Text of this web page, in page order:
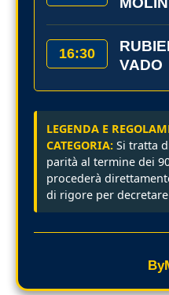
16:30
VADO
LEGENDA E
CATEGORIA: Si tratta
parità al termine dei
procederà
di rigore per